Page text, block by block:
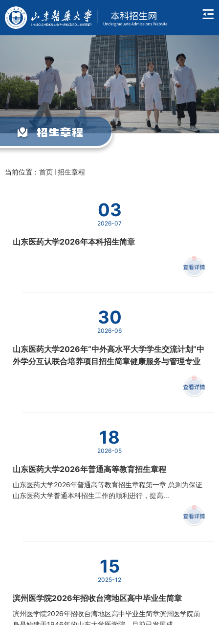
招生章程
当前位置： 首页 招生章程
03
2026-07
山东医药大学2026年本科招生简章
30
2026-06
山东医药大学2026年“中外高水平大学学生交流计划”中
外学分互认联合培养项目招生简章健康服务与管理专业
18
2026-05
山东医药大学2026年普通高等教育招生章程
山东医药大学2026年普通高等教育招生章程第一章 总则为保证
山东医药大学普通本科招生工作的顺利进行，提高...
15
2025-12
滨州医学院2026年招收台湾地区高中毕业生简章
滨州医学院2026年招收台湾地区高中毕业生简章滨州医学院前